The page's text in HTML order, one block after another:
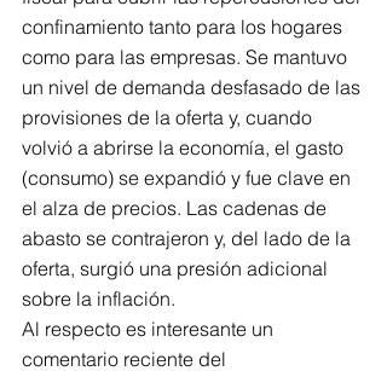
confinamiento tanto para los hogares
como para las empresas. Se mantuvo
un nivel de demanda desfasado de las
provisiones de la oferta y, cuando
volvió a abrirse la economía, el gasto
(consumo) se expandió y fue clave en
el alza de precios. Las cadenas de
abasto se contrajeron y, del lado de la
oferta, surgió una presión adicional
sobre la inflación.
Al respecto es interesante un
comentario reciente del